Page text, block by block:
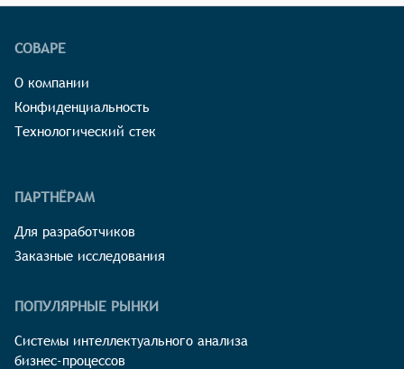
СОВАРЕ
О компании
Конфиденциальность
Технологический стек
ПАРТНЁРАМ
Для разработчиков
Заказные исследования
ПОПУЛЯРНЫЕ РЫНКИ
Системы интеллектуального анализа
бизнес-процессов